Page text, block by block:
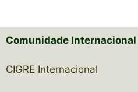
Comunidade Internacional
CIGRE Internacional